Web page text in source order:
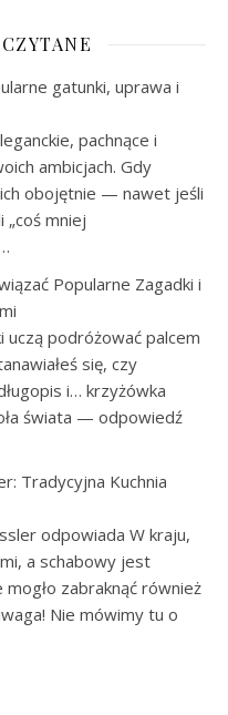
gatunki, uprawa i
pachnące i
ambicjach. Gdy
obojętnie — nawet jeśli
mniej
Popularne Zagadki i
uczą podróżować palcem
się, czy
i… krzyżówka
świata — odpowiedź
Tradycyjna Kuchnia
odpowiada W kraju,
a schabowy jest
zabraknąć również
Nie mówimy tu o